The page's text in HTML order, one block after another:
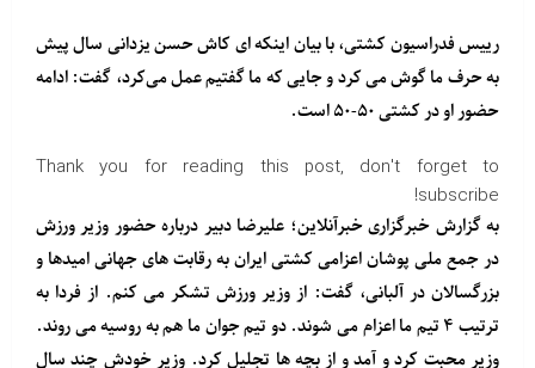
رییس فدراسیون کشتی، با بیان اینکه ای کاش حسن یزدانی سال پیش
به حرف ما گوش می کرد و جایی که ما گفتیم عمل می‌کرد، گفت: ادامه
حضور او در کشتی ۵۰-۵۰ است.
Thank you for reading this post, don't forget to
subscribe!
به گزارش خبرگزاری خبرآنلاین؛ علیرضا دبیر درباره حضور وزیر ورزش
در جمع ملی پوشان اعزامی کشتی ایران به رقابت های جهانی امیدها و
بزرگسالان در آلبانی، گفت: از وزیر ورزش تشکر می کنم. از فردا به
ترتیب ۴ تیم ما اعزام می شوند. دو تیم جوان ما هم به روسیه می روند.
وزیر محبت کرد و آمد و از بچه ها تجلیل کرد. وزیر خودش چند سال